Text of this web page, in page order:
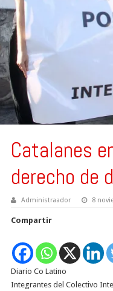
Catalanes
derecho de
Administraador 8
Compartir
Diario Co Latino
Integrantes del Colectivo